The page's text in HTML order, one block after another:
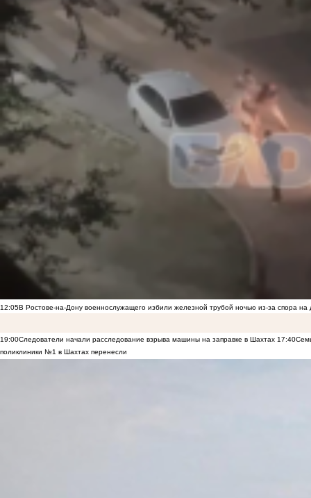
12:05В Ростове-на-Дону военнослужащего избили железной трубой ночью из-за спора на
19:00Следователи начали расследование взрыва машины на заправке в Шахтах 17:40
поликлиники №1 в Шахтах перенесли